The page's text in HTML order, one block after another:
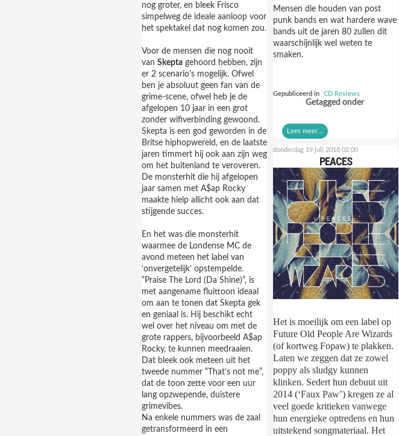
nog groter, en bleek Frisco
simpelweg de ideale aanloop voor
het spektakel dat nog komen zou.
Voor de mensen die nog nooit
van Skepta gehoord hebben, zijn
er 2 scenario’s mogelijk. Ofwel
ben je absoluut geen fan van de
grime-scene, ofwel heb je de
afgelopen 10 jaar in een grot
zonder wifiverbinding gewoond.
Skepta is een god geworden in de
Britse hiphopwereld, en de laatste
jaren timmert hij ook aan zijn weg
om het buitenland te veroveren.
De monsterhit die hij afgelopen
jaar samen met A$ap Rocky
maakte hielp allicht ook aan dat
stijgende succes.
En het was die monsterhit
waarmee de Londense MC de
avond meteen het label van
‘onvergetelijk’ opstempelde.
“Praise The Lord (Da Shine)”, is
met aangename fluittoon ideaal
om aan te tonen dat Skepta gek
en geniaal is. Hij beschikt echt
wel over het niveau om met de
grote rappers, bijvoorbeeld A$ap
Rocky, te kunnen meedraaien.
Dat bleek ook meteen uit het
tweede nummer “That’s not me”,
dat de toon zette voor een uur
lang opzwepende, duistere
grimevibes.
Na enkele nummers was de zaal
getransformeerd in een
Mensen die houden van post
punk bands en wat hardere wave
bands uit de jaren 80 zullen dit
waarschijnlijk wel weten te
smaken.
Gepubliceerd in CD Reviews
Getagged onder
Lees meer...
donderdag 19 juli 2018 02:00
PEACES
Het is moeilijk om een label op
Future Old People Are Wizards
(of kortweg Fopaw) te plakken.
Laten we zeggen dat ze zowel
poppy als sludgy kunnen
klinken. Sedert hun debuut uit
2014 (‘Faux Paw’) kregen ze al
veel goede kritieken vanwege
hun energieke optredens en hun
uitstekend songmateriaal. Het